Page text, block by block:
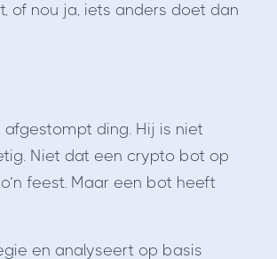
of nou ja, iets anders doet dan
ding. Hij is niet
Niet dat een crypto bot op
feest. Maar een bot heeft
en analyseert op basis